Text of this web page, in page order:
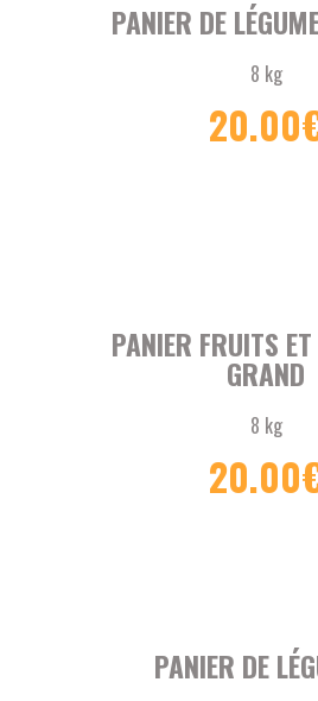
PANIER DE
8 kg
20.00
PANIER FRUITS
GRAND
8 kg
20.00
PANIER DE